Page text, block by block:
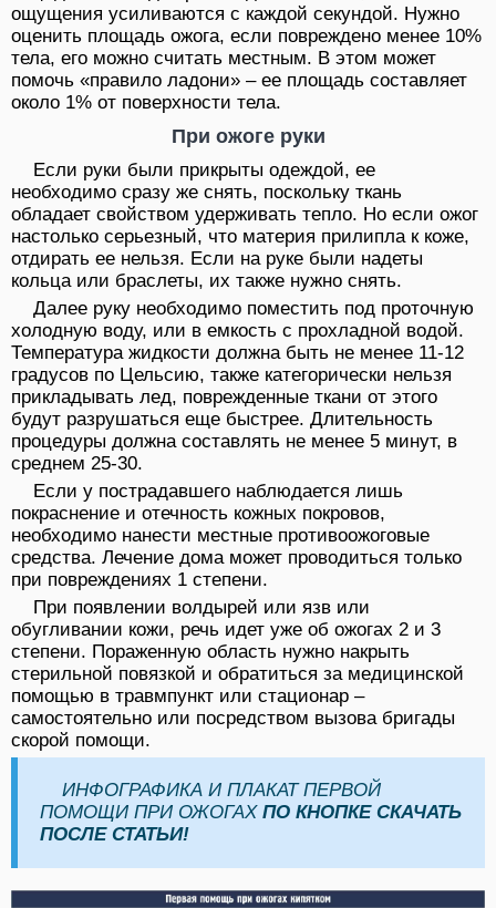
ощущения усиливаются с каждой секундой. Нужно
оценить площадь ожога, если повреждено менее 10%
тела, его можно считать местным. В этом может
помочь «правило ладони» – ее площадь составляет
около 1% от поверхности тела.
При ожоге руки
Если руки были прикрыты одеждой, ее
необходимо сразу же снять, поскольку ткань
обладает свойством удерживать тепло. Но если ожог
настолько серьезный, что материя прилипла к коже,
отдирать ее нельзя. Если на руке были надеты
кольца или браслеты, их также нужно снять.
Далее руку необходимо поместить под проточную
холодную воду, или в емкость с прохладной водой.
Температура жидкости должна быть не менее 11-12
градусов по Цельсию, также категорически нельзя
прикладывать лед, поврежденные ткани от этого
будут разрушаться еще быстрее. Длительность
процедуры должна составлять не менее 5 минут, в
среднем 25-30.
Если у пострадавшего наблюдается лишь
покраснение и отечность кожных покровов,
необходимо нанести местные противоожоговые
средства. Лечение дома может проводиться только
при повреждениях 1 степени.
При появлении волдырей или язв или
обугливании кожи, речь идет уже об ожогах 2 и 3
степени. Пораженную область нужно накрыть
стерильной повязкой и обратиться за медицинской
помощью в травмпункт или стационар –
самостоятельно или посредством вызова бригады
скорой помощи.
ИНФОГРАФИКА И ПЛАКАТ ПЕРВОЙ
ПОМОЩИ ПРИ ОЖОГАХ ПО КНОПКЕ СКАЧАТЬ
ПОСЛЕ СТАТЬИ!